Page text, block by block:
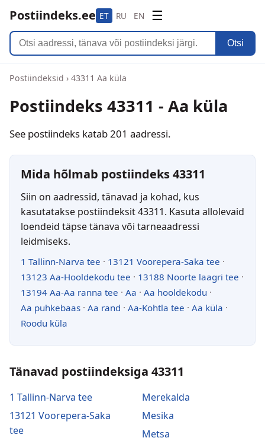
Postiindeks.ee ET RU EN ☰
Otsi
Postiindeksid › 43311 Aa küla
Postiindeks 43311 - Aa küla
See postiindeks katab 201 aadressi.
Mida hõlmab postiindeks 43311
Siin on aadressid, tänavad ja kohad, kus
kasutatakse postiindeksit 43311. Kasuta allolevaid
loendeid täpse tänava või tarneaadressi
leidmiseks.
1 Tallinn-Narva tee · 13121 Voorepera-Saka tee ·
13123 Aa-Hooldekodu tee · 13188 Noorte laagri tee ·
13194 Aa-Aa ranna tee · Aa · Aa hooldekodu ·
Aa puhkebaas · Aa rand · Aa-Kohtla tee · Aa küla ·
Roodu küla
Tänavad postiindeksiga 43311
1 Tallinn-Narva tee
13121 Voorepera-Saka
tee
Merekalda
Mesika
Metsa